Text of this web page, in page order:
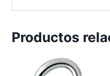
Productos